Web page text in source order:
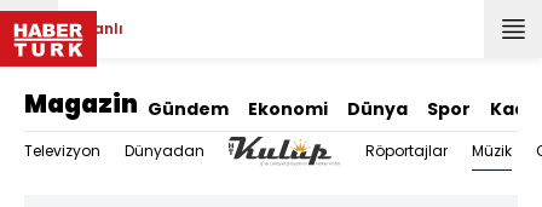
Canlı
Magazin Gündem Ekonomi Dünya Spor
Televizyon Dünyadan Röportajlar Müzik